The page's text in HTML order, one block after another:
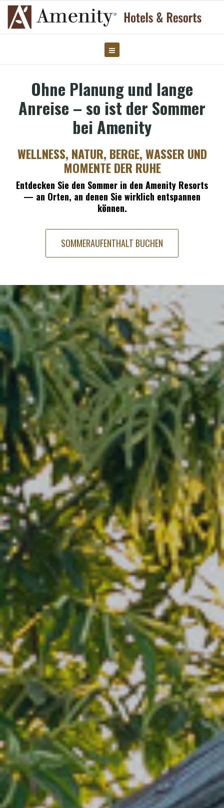
Ohne Planung und lange
Anreise – so ist der Sommer
bei Amenity
WELLNESS, NATUR, BERGE, WASSER UND
MOMENTE DER RUHE
Entdecken Sie den Sommer in den Amenity Resorts
— an Orten, an denen Sie wirklich entspannen
können.
SOMMERAUFENTHALT BUCHEN